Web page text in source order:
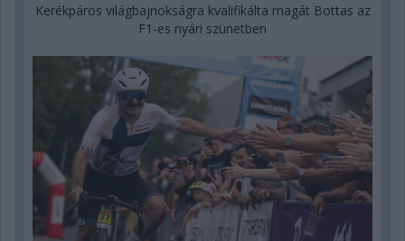
Kerékpáros világbajnokságra kvalifikálta magát Bottas az
F1-es nyári szünetben